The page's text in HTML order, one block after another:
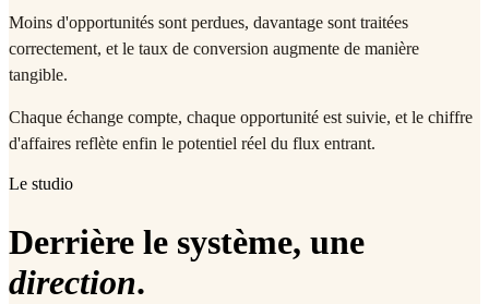
Moins d'opportunités sont perdues, davantage sont traitées
correctement, et le taux de conversion augmente de manière
tangible.
Chaque échange compte, chaque opportunité est suivie, et le chiffre
d'affaires reflète enfin le potentiel réel du flux entrant.
Le studio
Derrière le système, une
direction.